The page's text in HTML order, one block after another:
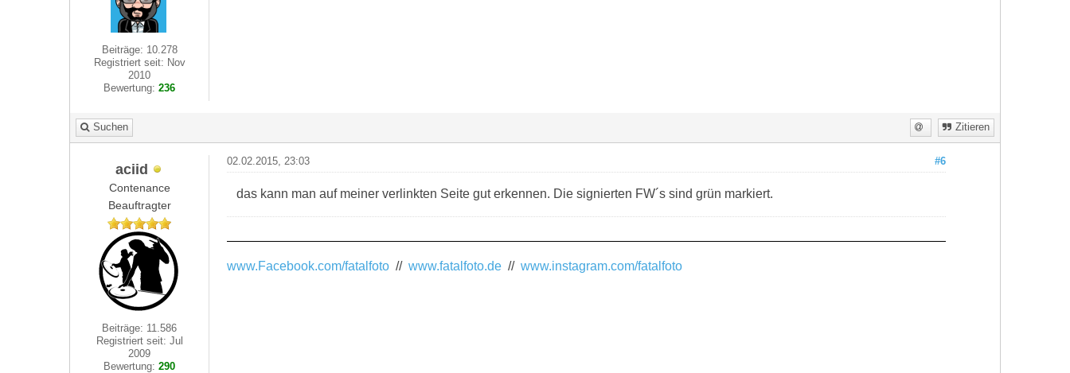
Beiträge: 10.278
Registriert seit: Nov
2010
Bewertung:236
Suchen Zitieren
aciid
Contenance
Beauftragter
Beiträge: 11.586
Registriert seit: Jul
2009
Bewertung:290
#6
02.02.2015, 23:03
das kann man auf meiner verlinkten Seite gut erkennen. Die signierten FW´s sind grün markiert.
www.Facebook.com/fatalfoto// www.fatalfoto.de// www.instagram.com/fatalfoto